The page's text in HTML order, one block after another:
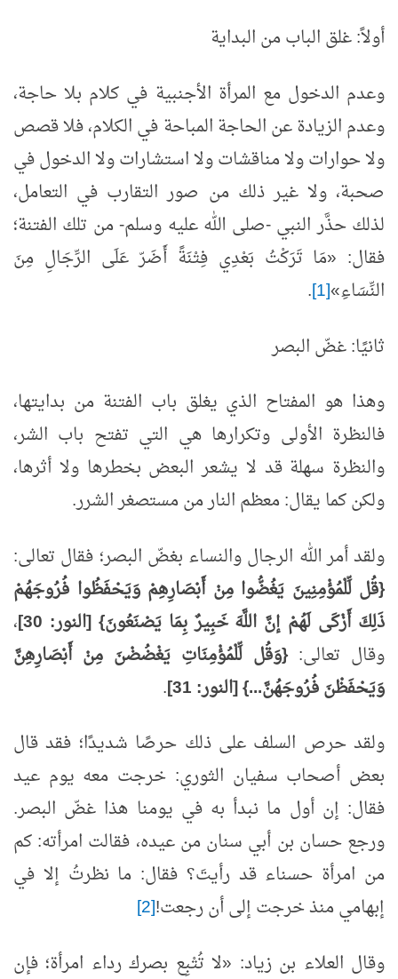
أولاً: غلق الباب من البداية
وعدم الدخول مع المرأة الأجنبية في كلام بلا حاجة،
وعدم الزيادة عن الحاجة المباحة في الكلام، فلا قصص
ولا حوارات ولا مناقشات ولا استشارات ولا الدخول في
صحبة، ولا غير ذلك من صور التقارب في التعامل،
لذلك حذَّر النبي -صلى الله عليه وسلم- من تلك الفتنة؛
فقال: «مَا تَرَكْتُ بَعْدِي فِتْنَةً أَضَرّ عَلَى الرِّجَالِ مِنَ
النِّسَاءِ»[1]
.
ثانيًا: غضّ البصر
وهذا هو المفتاح الذي يغلق باب الفتنة من بدايتها،
فالنظرة الأولى وتكرارها هي التي تفتح باب الشر،
والنظرة سهلة قد لا يشعر البعض بخطرها ولا أثرها،
ولكن كما يقال: معظم النار من مستصغر الشرر.
ولقد أمر الله الرجال والنساء بغضّ البصر؛ فقال تعالى:
{قُل لِّلْمُؤْمِنِينَ يَغُضُّوا مِنْ أَبْصَارِهِمْ وَيَحْفَظُوا فُرُوجَهُمْ
ذَلِكَ أَزْكَى لَهُمْ إنَّ اللَّهَ خَبِيرٌ بِمَا يَصْنَعُونَ} [النور: 30]،
وقال تعالى: {وَقُل لِّلْمُؤْمِنَاتِ يَغْضُضْنَ مِنْ أَبْصَارِهِنَّ
وَيَحْفَظْنَ فُرُوجَهُنَّ...} [النور:31]
.
ولقد حرص السلف على ذلك حرصًا شديدًا؛ فقد قال
بعض أصحاب سفيان الثوري: خرجت معه يوم عيد
فقال: إن أول ما نبدأ به في يومنا هذا غضّ البصر.
ورجع حسان بن أبي سنان من عيده، فقالت امرأته: كم
من امرأة حسناء قد رأيتَ؟ فقال: ما نظرتُ إلا في
إبهامي منذ خرجت إلى أن رجعت![2]
وقال العلاء بن زياد: «لا تُتْبِع بصرك رداء امرأة؛ فإن